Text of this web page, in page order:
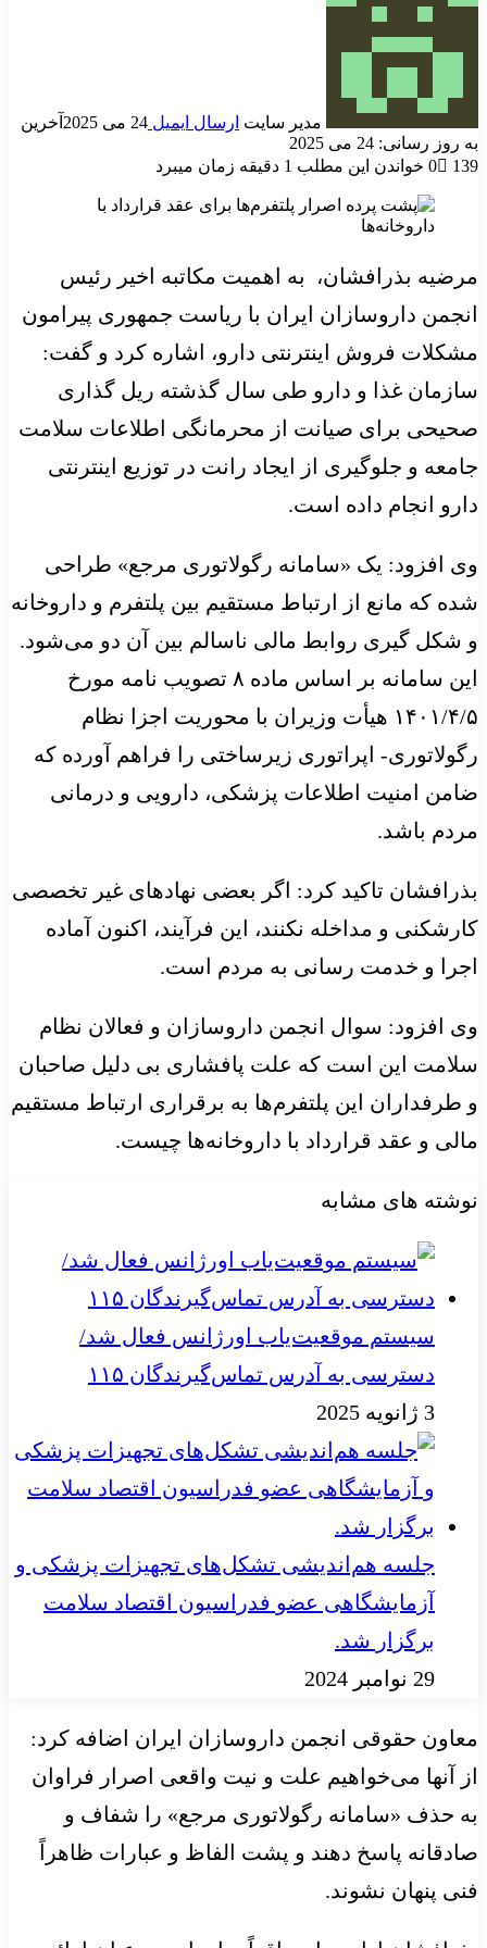
مدیر سایت ارسال ایمیل 24 می 2025
آخرین
به روز رسانی: 24 می 2025
0
139 خواندن این مطلب 1 دقیقه زمان میبرد
مرضیه بذرافشان، به اهمیت مکاتبه اخیر رئیس
انجمن داروسازان ایران با ریاست جمهوری پیرامون
مشکلات فروش اینترنتی دارو، اشاره کرد و گفت:
سازمان غذا و دارو طی سال گذشته ریل گذاری
صحیحی برای صیانت از محرمانگی اطلاعات سلامت
جامعه و جلوگیری از ایجاد رانت در توزیع اینترنتی
دارو انجام داده است.
وی افزود: یک «سامانه رگولاتوری مرجع» طراحی
شده که مانع از ارتباط مستقیم بین پلتفرم و داروخانه
و شکل گیری روابط مالی ناسالم بین آن دو می‌شود.
این سامانه بر اساس ماده ۸ تصویب نامه مورخ
۱۴۰۱/۴/۵ هیأت وزیران با محوریت اجزا نظام
رگولاتوری- اپراتوری زیرساختی را فراهم آورده که
ضامن امنیت اطلاعات پزشکی، دارویی و درمانی
مردم باشد.
بذرافشان تاکید کرد: اگر بعضی نهادهای غیر تخصصی
کارشکنی و مداخله نکنند، این فرآیند، اکنون آماده
اجرا و خدمت رسانی به مردم است.
وی افزود: سوال انجمن داروسازان و فعالان نظام
سلامت این است که علت پافشاری بی دلیل صاحبان
و طرفداران این پلتفرم‌ها به برقراری ارتباط مستقیم
مالی و عقد قرارداد با داروخانه‌ها چیست.
نوشته های مشابه
سیستم موقعیت‌یاب اورژانس فعال شد/
دسترسی به آدرس تماس‌گیرندگان ۱۱۵
3 ژانویه 2025
جلسه هم‌اندیشی تشکل‌های تجهیزات پزشکی و
آزمایشگاهی عضو فدراسیون اقتصاد سلامت
برگزار شد.
29 نوامبر 2024
معاون حقوقی انجمن داروسازان ایران اضافه کرد:
از آنها می‌خواهیم علت و نیت واقعی اصرار فراوان
به حذف «سامانه رگولاتوری مرجع» را شفاف و
صادقانه پاسخ دهند و پشت الفاظ و عبارات ظاهراً
فنی پنهان نشوند.